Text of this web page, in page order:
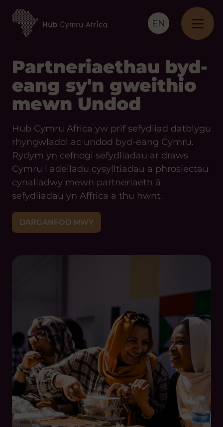
EN
Partneriaethau byd-
eang sy'n gweithio
mewn Undod
Hub Cymru Africa yw prif sefydliad datblygu
rhyngwladol ac undod byd-eang Cymru.
Rydym yn cefnogi sefydliadau ar draws
Cymru i adeiladu cysylltiadau a phrosiectau
cynaliadwy mewn partneriaeth â
sefydliadau yn Affrica a thu hwnt.
DARGANFOD MWY